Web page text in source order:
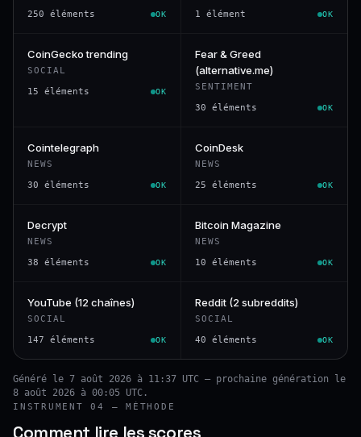
250 éléments OK 1 élément OK
CoinGecko trending
SOCIAL
15 éléments OK
Fear & Greed
(alternative.me)
SENTIMENT
30 éléments OK
Cointelegraph
NEWS
30 éléments OK
CoinDesk
NEWS
25 éléments OK
Decrypt
NEWS
38 éléments OK
Bitcoin Magazine
NEWS
10 éléments OK
YouTube (12 chaînes)
SOCIAL
147 éléments OK
Reddit (2 subreddits)
SOCIAL
40 éléments OK
Généré le 7 août 2026 à 11:37 UTC — prochaine génération le
8 août 2026 à 00:05 UTC.
INSTRUMENT 04 — MÉTHODE
Comment lire les scores